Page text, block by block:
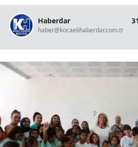
Haberdar
haber@kocaelihaberdar.com.tr